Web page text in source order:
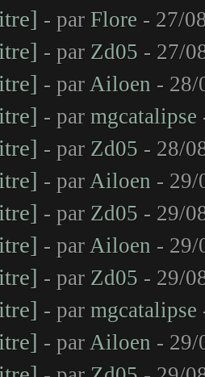
- par Flore - 27/
- par Zd05 - 27/
- par Ailoen - 28/
- par mgcatalipse
- par Zd05 - 28/
- par Ailoen - 29/
- par Zd05 - 29/
- par Ailoen - 29/
- par Zd05 - 29/
- par mgcatalipse
- par Ailoen - 29/